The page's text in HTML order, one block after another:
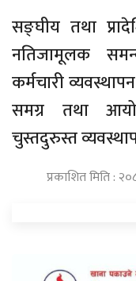
सङ्घीय तथा
नतिजामूलक
कर्मचारी
समग्र तथा
चुस्तदुरुस्त
प्रकाशित मिति :